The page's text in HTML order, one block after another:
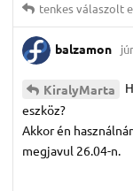
tenkesválaszolt
balzamon
KiralyMarta
eszköz?
Akkor én
megjavul 26.04-n.